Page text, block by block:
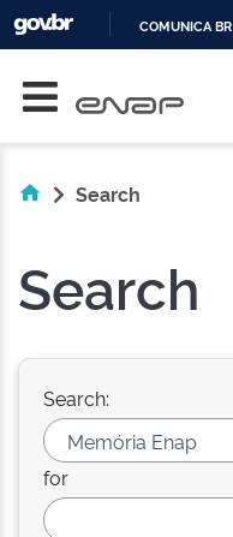
COMUNICA BR
Search
Search
Search:
for